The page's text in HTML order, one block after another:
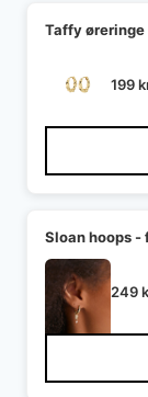
Taffy
199
Sloan hoops -
249